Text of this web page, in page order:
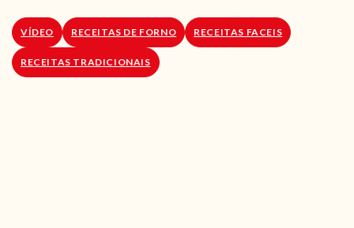
LOJA ONLINE
VÍDEO RECEITAS DE FORNO RECEITAS FACEIS
RECEITAS TRADICIONAIS